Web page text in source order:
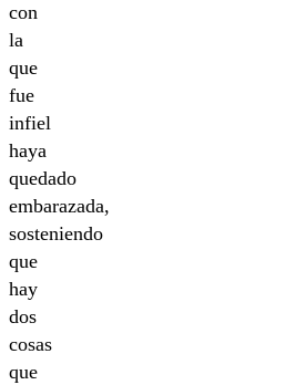
con
la
que
fue
infiel
haya
quedado
embarazada,
sosteniendo
que
hay
dos
cosas
que